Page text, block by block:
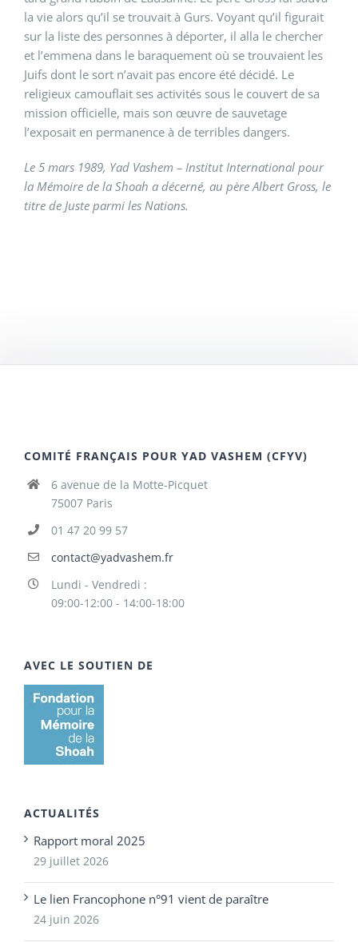
la vie alors qu’il se trouvait à Gurs. Voyant qu’il figurait
sur la liste des personnes à déporter, il alla le chercher
et l’emmena dans le baraquement où se trouvaient les
Juifs dont le sort n’avait pas encore été décidé. Le
religieux camouflait ses activités sous le couvert de sa
mission officielle, mais son œuvre de sauvetage
l’exposait en permanence à de terribles dangers.
Le 5 mars 1989, Yad Vashem – Institut International pour
la Mémoire de la Shoah a décerné, au père Albert Gross, le
titre de Juste parmi les Nations.
COMITÉ FRANÇAIS POUR YAD VASHEM (CFYV)
6 avenue de la Motte-Picquet
75007 Paris
01 47 20 99 57
contact@yadvashem.fr
Lundi - Vendredi :
09:00-12:00 - 14:00-18:00
AVEC LE SOUTIEN DE
ACTUALITÉS
Rapport moral 2025
29 juillet 2026
Le lien Francophone n°91 vient de paraître
24 juin 2026